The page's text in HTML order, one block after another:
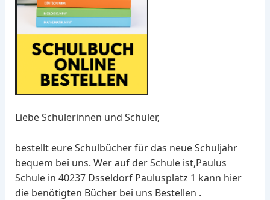
Liebe Schülerinnen und Schüler,
bestellt eure Schulbücher für das neue Schuljahr
bequem bei uns. Wer auf der Schule ist,Paulus
Schule in 40237 Dsseldorf Paulusplatz 1 kann hier
die benötigten Bücher bei uns Bestellen .